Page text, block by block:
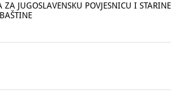
JUGOSLAVENSKU POVJESNICU I